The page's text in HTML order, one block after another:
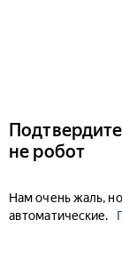
не робот
Нам очень жаль,
автоматические.